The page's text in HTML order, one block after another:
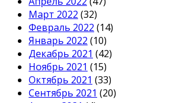
Март 2022 (32)
Февраль 2022 (14)
Январь 2022 (10)
Декабрь 2021 (42)
Ноябрь 2021 (15)
Октябрь 2021 (33)
Сентябрь 2021 (20)